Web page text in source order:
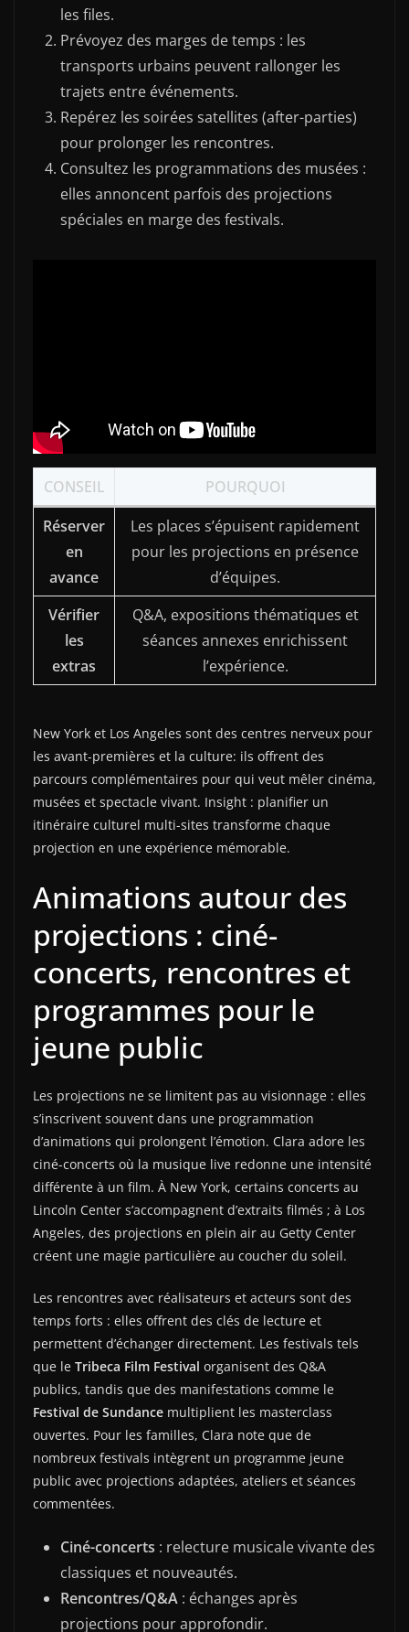
les files.
Prévoyez des marges de temps : les
transports urbains peuvent rallonger les
trajets entre événements.
Repérez les soirées satellites (after-parties)
pour prolonger les rencontres.
Consultez les programmations des musées :
elles annoncent parfois des projections
spéciales en marge des festivals.
CONSEIL
POURQUOI
Réserver
en
avance
Les places s’épuisent rapidement
pour les projections en présence
d’équipes.
Vérifier
les
extras
Q&A, expositions thématiques et
séances annexes enrichissent
l’expérience.
New York et Los Angeles sont des centres nerveux pour
les avant-premières et la culture: ils offrent des
parcours complémentaires pour qui veut mêler cinéma,
musées et spectacle vivant. Insight : planifier un
itinéraire culturel multi-sites transforme chaque
projection en une expérience mémorable.
Animations autour des
projections : ciné-
concerts, rencontres et
programmes pour le
jeune public
Les projections ne se limitent pas au visionnage : elles
s’inscrivent souvent dans une programmation
d’animations qui prolongent l’émotion. Clara adore les
ciné-concerts où la musique live redonne une intensité
différente à un film. À New York, certains concerts au
Lincoln Center s’accompagnent d’extraits filmés ; à Los
Angeles, des projections en plein air au Getty Center
créent une magie particulière au coucher du soleil.
Les rencontres avec réalisateurs et acteurs sont des
temps forts : elles offrent des clés de lecture et
permettent d’échanger directement. Les festivals tels
que le Tribeca Film Festival organisent des Q&A
publics, tandis que des manifestations comme le
Festival de Sundance multiplient les masterclass
ouvertes. Pour les familles, Clara note que de
nombreux festivals intègrent un programme jeune
public avec projections adaptées, ateliers et séances
commentées.
Ciné-concerts : relecture musicale vivante des
classiques et nouveautés.
Rencontres/Q&A : échanges après
projections pour approfondir.